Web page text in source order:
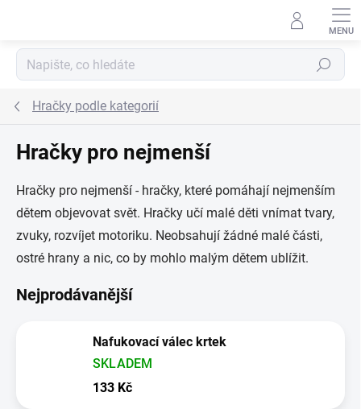
Hledat
Hračky podle kategorií
Hračky pro nejmenší
Hračky pro nejmenší - hračky, které pomáhají nejmenším
dětem objevovat svět. Hračky učí malé děti vnímat tvary,
zvuky, rozvíjet motoriku. Neobsahují žádné malé části,
ostré hrany a nic, co by mohlo malým dětem ublížit.
Nejprodávanější
Nafukovací válec krtek
SKLADEM
133 Kč